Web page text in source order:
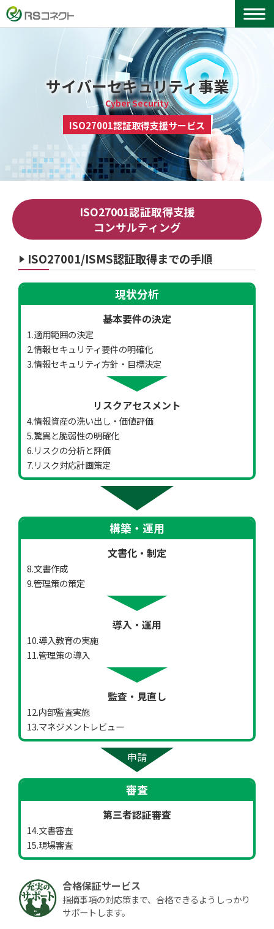
サイバーセキュリティ事業
Cyber Security
ISO27001認証取得支援サービス
ISO27001認証取得支援
コンサルティング
ISO27001/ISMS認証取得までの手順
現状分析
基本要件の決定
1.適用範囲の決定
2.情報セキュリティ要件の明確化
3.情報セキュリティ方針・目標決定
リスクアセスメント
4.情報資産の洗い出し・価値評価
5.驚異と脆弱性の明確化
6.リスクの分析と評価
7.リスク対応計画策定
構築・運用
文書化・制定
8.文書作成
9.管理策の策定
導入・運用
10.導入教育の実施
11.管理策の導入
監査・見直し
12.内部監査実施
13.マネジメントレビュー
申請
審査
第三者認証審査
14.文書審査
15.現場審査
合格保証サービス
指摘事項の対応策まで、合格できるようしっかり
サポートします。